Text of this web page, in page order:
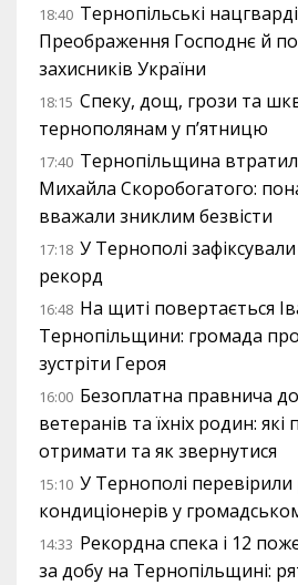
18:40 Тернопільські
Преображення Господнє й
захисників України
18:15 Спеку, дощ, грози та
тернополянам у п’ятницю
17:40 Тернопільщина
Михайла Скоробогатого:
вважали зниклим безвісти
17:18 У Тернополі
рекорд
16:48 На щиті повертається
Тернопільщини: громада
зустріти Героя
16:00 Безоплатна правнича
ветеранів та їхніх родин:
отримати та як звернутися
15:10 У Тернополі
кондиціонерів у
14:33 Рекордна спека і 12
за добу на Тернопільщині: